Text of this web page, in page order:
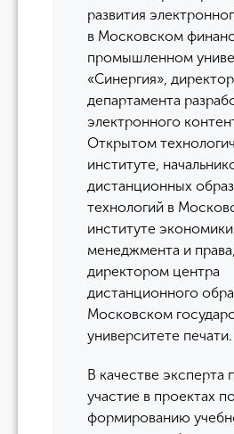
развития
в Московском
промышленном
«Синергия»,
департамента
электронного
Открытом
институте,
дистанционных
технологий в
институте
менеджмента и права,
директором центра
дистанционного
Московском
университете печати.
В качестве эксперта
участие в проектах
формированию